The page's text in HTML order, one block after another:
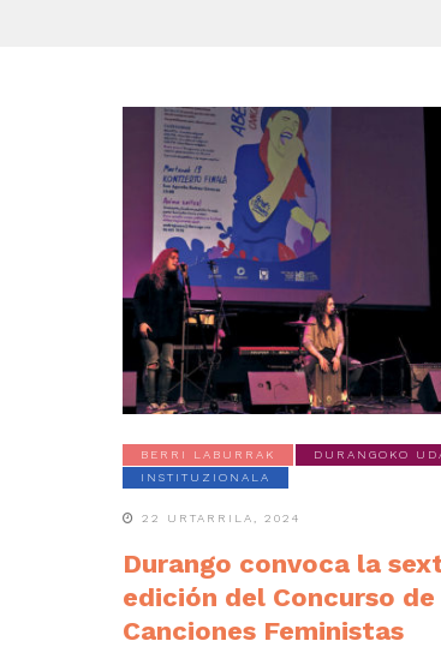
BERRI LABURRAK
DURANGOKO
INSTITUZIONALA
22 URTARRILA, 2024
Durango convoca la
edición del Concurso de
Canciones Feministas